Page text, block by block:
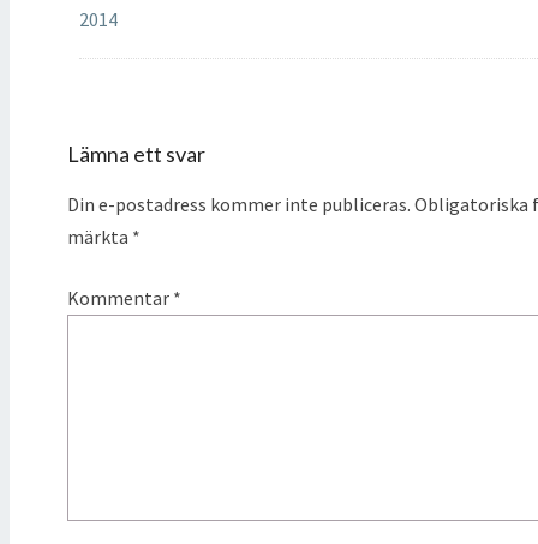
2014
Lämna ett svar
Din e-postadress kommer inte publiceras. Obligatoriska
märkta *
Kommentar *